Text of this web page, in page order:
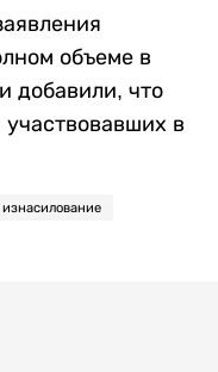
объеме в
добавили, что
в
изнасилование